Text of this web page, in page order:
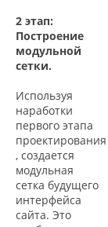
2 этап:
Построение
модульной
сетки.
Используя
наработки
первого этапа
проектирования
, создается
модульная
сетка будущего
интерфейса
сайта. Это